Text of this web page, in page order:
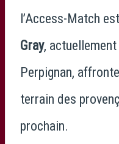
l’Access-Match
Gray,
Perpignan,
terrain des
prochain.